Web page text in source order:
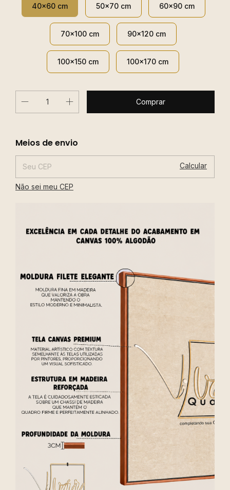
40x60 cm 50x70 cm 60x90 cm
70x100 cm 90x120 cm
100x150 cm 100x170 cm
Entregas para o CEP:
Meios de envio
Calcular
Não sei meu CEP